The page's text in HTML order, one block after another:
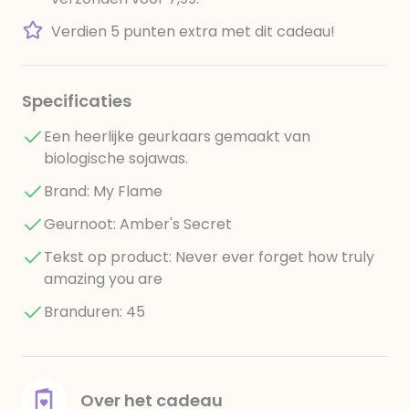
Verdien 5 punten extra met dit cadeau!
Specificaties
Een heerlijke geurkaars gemaakt van
biologische sojawas.
Brand: My Flame
Geurnoot: Amber's Secret
Tekst op product: Never ever forget how truly
amazing you are
Branduren: 45
Over het cadeau